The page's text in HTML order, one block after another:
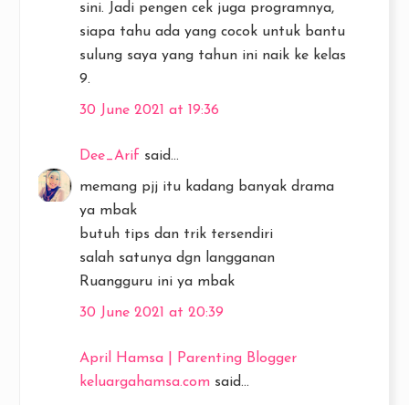
sini. Jadi pengen cek juga programnya,
siapa tahu ada yang cocok untuk bantu
sulung saya yang tahun ini naik ke kelas
9.
30 June 2021 at 19:36
Dee_Arif said...
memang pjj itu kadang banyak drama
ya mbak
butuh tips dan trik tersendiri
salah satunya dgn langganan
Ruangguru ini ya mbak
30 June 2021 at 20:39
April Hamsa | Parenting Blogger
keluargahamsa.com said...